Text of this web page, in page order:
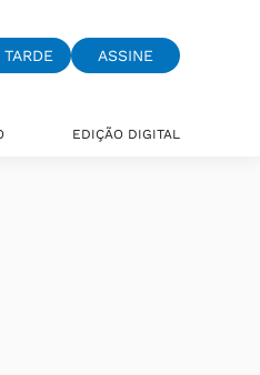
ASSINE
EDIÇÃO DIGITAL